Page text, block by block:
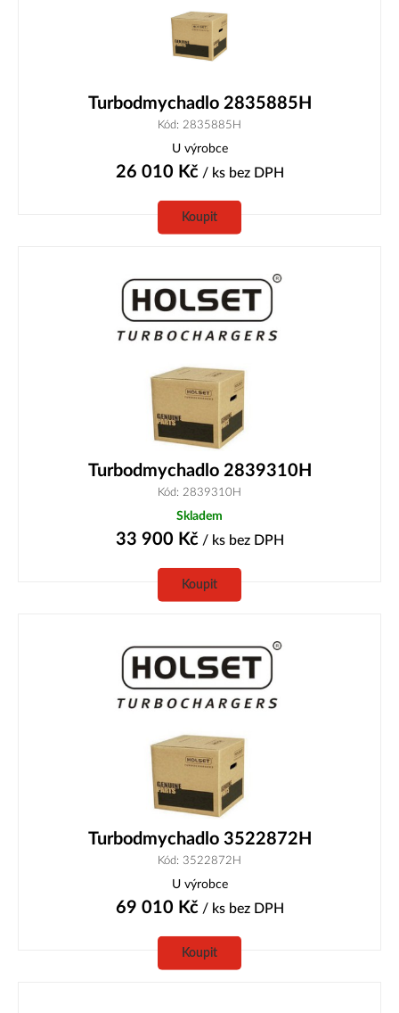
Turbodmychadlo 2835885H
Kód: 2835885H
U výrobce
26 010 Kč/ ks bez DPH
Koupit
Turbodmychadlo 2839310H
Kód: 2839310H
Skladem
33 900 Kč/ ks bez DPH
Koupit
Turbodmychadlo 3522872H
Kód: 3522872H
U výrobce
69 010 Kč/ ks bez DPH
Koupit